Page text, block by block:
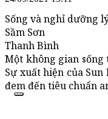
Sống và nghỉ dưỡng
Sầm Sơn
Thanh Bình
Một không gian sống
Sự xuất hiện của
đem đến tiêu chuẩn